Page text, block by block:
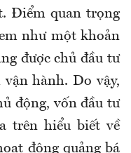
Điểm quan trọng
như một khoản
được chủ đầu tư
hành. Do vậy,
động, vốn đầu tư
trên hiểu biết về
động quảng bá